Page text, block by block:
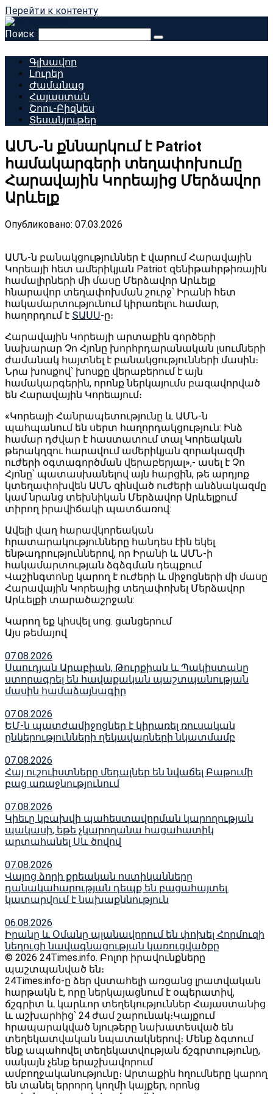
Перейти к контенту
Поиск:
Գլխավոր
Լուրեր
Ժամանաց
Հայաստան
Շոու-Բիզնես
Տեսանյութեր
ԱՄՆ-ն քննարկում է Patriot
համակարգերի տեղափոխումը
Հարավային Կորեայից Մերձավոր
Արևելք
Опубликовано: 07.03.2026
ԱՄՆ-ն բանակցություններ է վարում Հարավային
Կորեայի հետ ամերիկյան Patriot զենիթահրթիռային
համալիրների մի մասը Մերձավոր Արևելք
հնարավոր տեղափոխման շուրջ՝ Իրանի հետ
հակամարտությունում կիրառելու համար,
հաղորդում է ՏԱՍՍ-ը։
Հարավային Կորեայի արտաքին գործերի
նախարար Չո Հյոնը խորհրդարանական լսումների
ժամանակ հայտնել է բանակցությունների մասին։
Նրա խոսքով՝ խոսքը վերաբերում է այն
համակարգերին, որոնք ներկայումս բազավորված
են Հարավային Կորեայում։
«Կորեայի Հանրապետությունը և ԱՄՆ-ն
պահպանում են սերտ հաղորդակցություն: Ինձ
համար դժվար է հաստատում տալ Կորեական
թերակղզու հարավում ամերիկյան զորակազմի
ուժերի օգտագործման վերաբերյալ»,- ասել է Չո
Հյոնը՝ պատասխանելով այն հարցին, թե արդյոք
կտեղափոխվեն ԱՄՆ զինված ուժերի անձնակազմը
կամ նրանց տեխնիկան Մերձավոր Արևելքում
տիրող իրավիճակի պատճառով:
Ավելի վաղ հարավկորեական
հրատարակությունները հանդես էին եկել
ենթադրություններով, որ Իրանի և ԱՄՆ-ի
հակամարտության ձգձգման դեպքում
Վաշինգտոնը կարող է ուժերի և միջոցների մի մասը
Հարավային Կորեայից տեղափոխել Մերձավոր
Արևելքի տարածաշրջան:
Կարող եք կիսվել սոց․ ցանցերում
Այս թեմայով
07.08.2026
Սաուդյան Արաբիան, Թուրքիան և Պակիստանը
ստորագրել են հավաքական պաշտպանության
մասին համաձայնագիր
07.08.2026
ԵՄ-ն պատժամիջոցներ է կիրառել ռուսական
ընկերությունների ղեկավարների նկատմամբ
07.08.2026
Հայ ուշուիստները մեդալներ են նվաճել Բաթումի
բաց առաջնությունում
07.08.2026
Կիեւը կբախվի պահեստավորման կարողության
պակասի, եթե չկարողանա հացահատիկ
արտահանել Սև ծովով
07.08.2026
Վայոց ձորի քրեական ոստիկանները
դանակահարության դեպք են բացահայտել․
կատարվում է նախաքննություն
06.08.2026
Իրանը և Օմանը պլանավորում են փոխել Հորմուզի
նեղուցի նավագնացության կառուցվածքը
© 2026 24Times.info․ Բոլոր իրավունքները
պաշտպանված են։
24Times.info-ը ձեր վստահելի առցանց լրատվական
հարթակն է, որը ներկայացնում է օպերատիվ,
ճշգրիտ և կարևոր տեղեկություններ Հայաստանից
և աշխարհից՝ 24 ժամ շարունակ։Կայքում
հրապարակված նյութերը նախատեսված են
տեղեկատվական նպատակներով։ Մենք ձգտում
ենք ապահովել տեղեկատվության ճշգրտությունը,
սակայն չենք երաշխավորում
ամբողջականությունը։ Արտաքին հղումները կարող
են տանել երրորդ կողմի կայքեր, որոնց